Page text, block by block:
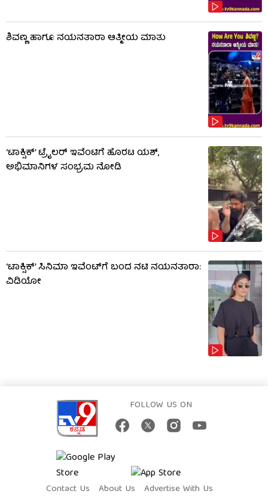
ಶಿವಣ್ಣ ಹಾಗೂ ನಯನತಾರಾ ಆತ್ಮೀಯ ಮಾತು
‘ಟಾಕ್ಸಿಕ್’ ಟ್ರೈಲರ್ ಇವೆಂಟಿಗೆ ಹೊರಟ ಯಶ್,
ಅಭಿಮಾನಿಗಳ ಸಂಭ್ರಮ ನೋಡಿ
‘ಟಾಕ್ಸಿಕ್’ ಸಿನಿಮಾ ಇವೆಂಟ್​​ಗೆ ಬಂದ ನಟಿ ನಯನತಾರಾ:
ವಿಡಿಯೋ
FOLLOW US ON
Contact Us About Us Advertise With Us